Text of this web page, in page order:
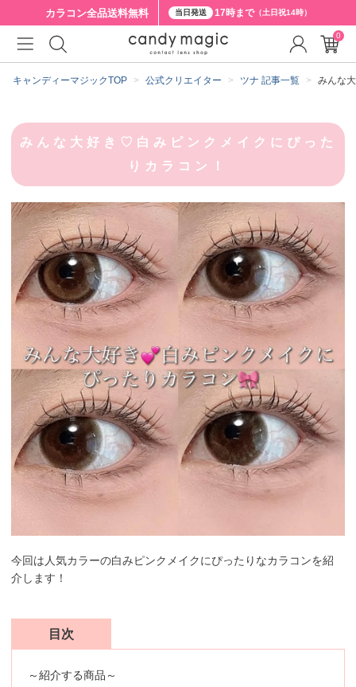
カラコン全品送料無料 当日発送 17時まで（土日祝14時）
キャンディーマジックTOP 公式クリエイター ツナ 記事一覧 みんな
みんな大好き♡白みピンクメイクにぴった
りカラコン！
今回は人気カラーの白みピンクメイクにぴったりなカラコンを紹
介します！
目次
～紹介する商品～
0